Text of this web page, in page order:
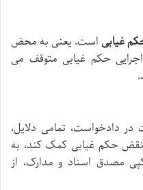
غیابیاست. یعنی به محض
حکم غیابی متوقف می
در دادخواست، تمامی دلایل،
حکم غیابی کمک کند، به
مصدق اسناد و مدارک، از